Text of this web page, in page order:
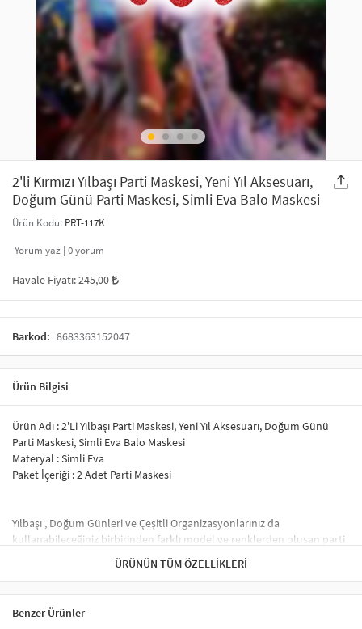
SAÇ AKSESUARLARI
GELİN / DÜĞÜN AKSESUARLARI
TELEFON ASKISI
MAKYAJ ÇANTASI
ŞAL VE FULAR
ODA KOKUSU VE MUM
PARTİ SÜSLERİ
YILBAŞI ÜRÜNLERİ
KULLAN AT TABAK BARDAK SETİ
2'li Kırmızı Yılbaşı Parti Maskesi, Yeni Yıl Aksesuarı,
Doğum Günü Parti Maskesi, Simli Eva Balo Maskesi
Ürün Kodu: PRT-117K
Yorum yaz | 0yorum
Havale Fiyatı:245,00
Barkod: 8683363152047
Ürün Bilgisi
Ürün Adı : 2'Li Yılbaşı Parti Maskesi, Yeni Yıl Aksesuarı, Doğum Günü
Parti Maskesi, Simli Eva Balo Maskesi
Materyal : Simli Eva
Paket İçeriği : 2 Adet Parti Maskesi
Yılbaşı , Doğum Günleri ve Çeşitli Organizasyonlarınız da
kullanabileceğiniz birbirinden farklı model ve renklerden oluşan parti
maskelerimiz ile partileriniz daha da eğlenceli bir hal alacak.
Simli evadan üretildiği üzere azda olsa sim dökülmeleri yaşanacaktır.
İnce Lastik İp ile kolay kullanım sağlamaktadır.
Baş çevrenize göre dilediğiniz gibi ayarlayabilirsiniz.
ÜRÜNÜN TÜM ÖZELLIKLERI
Benzer Ürünler